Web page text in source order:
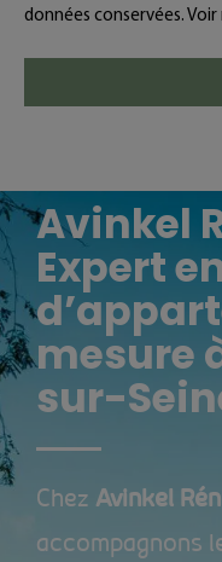
données conservées.
Avinkel
Expert
mesure
sur-
Chez Avinkel
accompagnons